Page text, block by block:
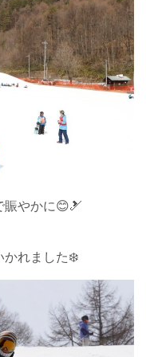
賑やかに😊🎿
かれました❄️